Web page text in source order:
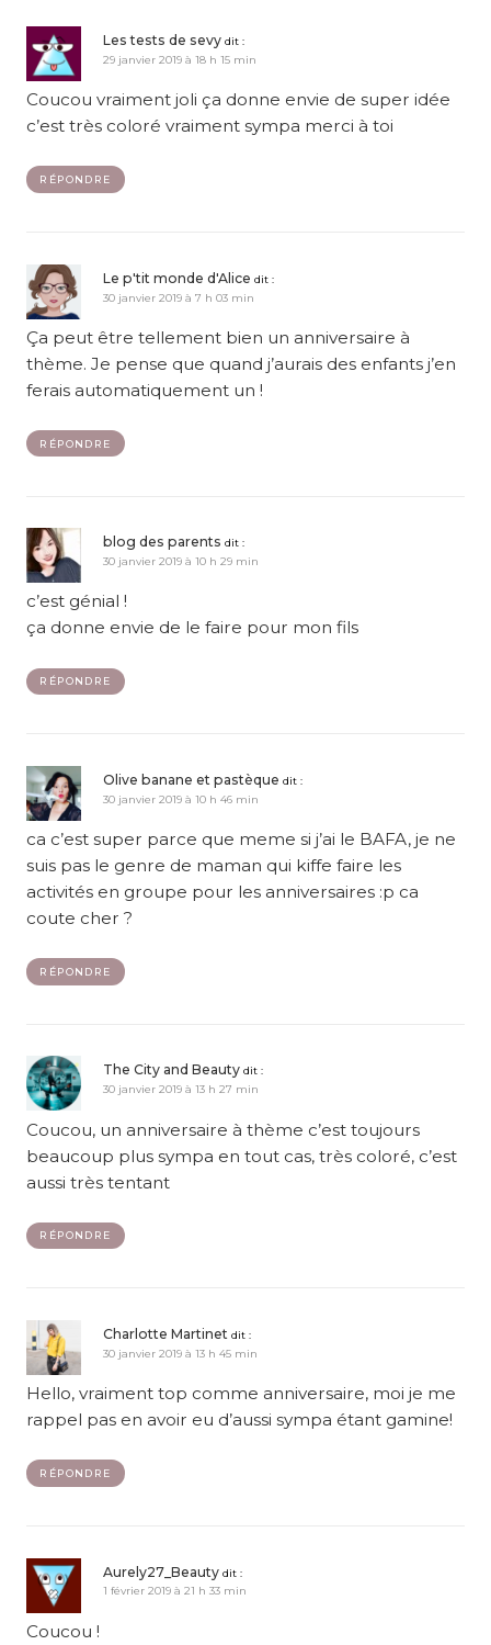
Les tests de sevy dit :
29 janvier 2019 à 18 h 15 min
Coucou vraiment joli ça donne envie de super idée
c’est très coloré vraiment sympa merci à toi
RÉPONDRE
Le p'tit monde d'Alice dit :
30 janvier 2019 à 7 h 03 min
Ça peut être tellement bien un anniversaire à
thème. Je pense que quand j’aurais des enfants j’en
ferais automatiquement un !
RÉPONDRE
blog des parents dit :
30 janvier 2019 à 10 h 29 min
c’est génial !
ça donne envie de le faire pour mon fils
RÉPONDRE
Olive banane et pastèque dit :
30 janvier 2019 à 10 h 46 min
ca c’est super parce que meme si j’ai le BAFA, je ne
suis pas le genre de maman qui kiffe faire les
activités en groupe pour les anniversaires :p ca
coute cher ?
RÉPONDRE
The City and Beauty dit :
30 janvier 2019 à 13 h 27 min
Coucou, un anniversaire à thème c’est toujours
beaucoup plus sympa en tout cas, très coloré, c’est
aussi très tentant
RÉPONDRE
Charlotte Martinet dit :
30 janvier 2019 à 13 h 45 min
Hello, vraiment top comme anniversaire, moi je me
rappel pas en avoir eu d’aussi sympa étant gamine!
RÉPONDRE
Aurely27_Beauty dit :
1 février 2019 à 21 h 33 min
Coucou !